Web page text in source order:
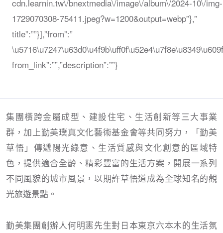
cdn.learnin.tw\/bnextmedia\/image\/album\/2024-10\/img-
1729070308-75411.jpeg?w=1200&output=webp”},”
title”:””}],”from”:”
from_link”:””,”description”:””}
集團橫跨金屬成型、建設住宅、生活創新等三大事業
群，加上勤美璞真文化藝術基金會等共同努力，「勤美
草悟」傳遞陽光綠意、生活質感與文化創意的區域特
色，提供適合全齡、精彩豐富的生活方案，開展一系列
不同風貌的城市風景，以期許草悟道成為全球知名的觀
光旅遊景點。
勤美集團創辦人何明憲先生對日本東京六本木的生活氛